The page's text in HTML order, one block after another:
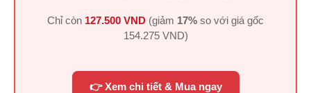
Chỉ còn 127.500 VND (giảm 17% so với giá gốc
154.275 VND)
👉 Xem chi tiết & Mua ngay